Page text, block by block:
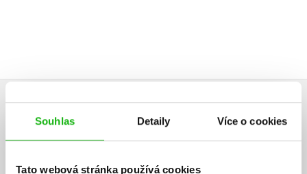
Souhlas Detaily Více o cookies
Tato webová stránka používá cookies
HODNOCENÍ ČTENÁŘŮ